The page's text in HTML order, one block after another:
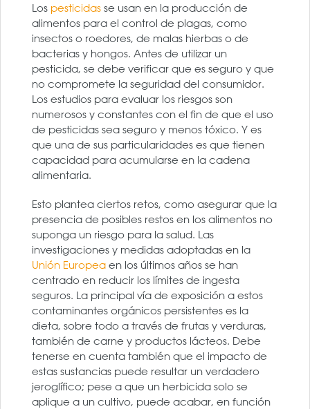
Los pesticidas se usan en la producción de
alimentos para el control de plagas, como
insectos o roedores, de malas hierbas o de
bacterias y hongos. Antes de utilizar un
pesticida, se debe verificar que es seguro y que
no compromete la seguridad del consumidor.
Los estudios para evaluar los riesgos son
numerosos y constantes con el fin de que el uso
de pesticidas sea seguro y menos tóxico. Y es
que una de sus particularidades es que tienen
capacidad para acumularse en la cadena
alimentaria.
Esto plantea ciertos retos, como asegurar que la
presencia de posibles restos en los alimentos no
suponga un riesgo para la salud. Las
investigaciones y medidas adoptadas en la
Unión Europea en los últimos años se han
centrado en reducir los límites de ingesta
seguros. La principal vía de exposición a estos
contaminantes orgánicos persistentes es la
dieta, sobre todo a través de frutas y verduras,
también de carne y productos lácteos. Debe
tenerse en cuenta también que el impacto de
estas sustancias puede resultar un verdadero
jeroglífico; pese a que un herbicida solo se
aplique a un cultivo, puede acabar, en función